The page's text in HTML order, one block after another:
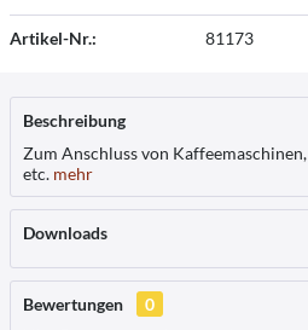
Artikel-Nr.: 81173
Beschreibung
Zum Anschluss von
etc. mehr
Downloads
Bewertungen
0